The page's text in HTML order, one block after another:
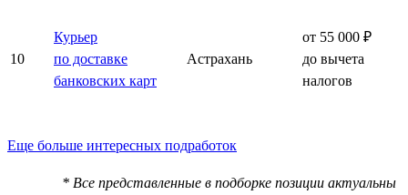
10
Курьер
по доставке
банковских карт
Астрахань
от 55 000 ₽
до вычета
налогов
Еще больше интересных подработок
* Все представленные в подборке позиции актуальны